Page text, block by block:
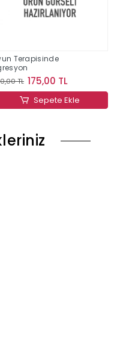
Terapisinde
TL 175,00 TL
Sepete Ekle